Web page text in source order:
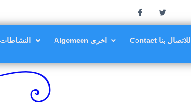
Activiteiten النشاطات Algemeen اخرى Contact للاتصال بنا